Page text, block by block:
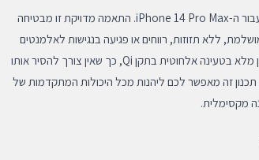
דגם זה תוכנן ספציפית ובאופן בלעדי עבור ה-iPhone 14 Pro Max. התאמה מדויקת זו מבטיחה
ללא תזוזות, רווחים או פגיעה בנגישות לאלמנטים
השונים של הטלפון. הכיסוי תומך באופן מלא בטעינה אלחוטית בתקן Qi, כך שאין צורך להסיר אותו
זה מאפשר לכם ליהנות מכל היכולות המתקדמות של
מקסימלית.